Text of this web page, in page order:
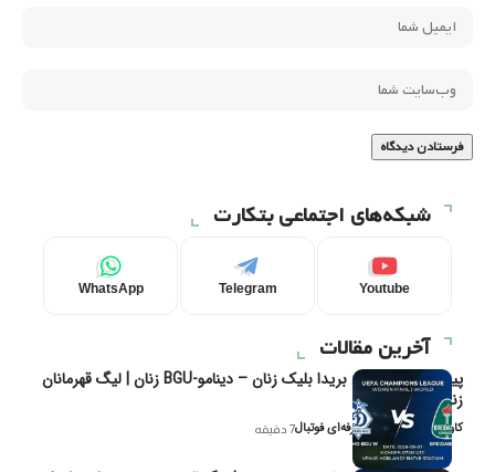
شبکه‌های اجتماعی بتکارت
Youtube
Telegram
WhatsApp
آخرین مقالات
پیش‌بینی و تحلیل بریدا بلیک زنان – دینامو-BGU زنان | لیگ قهرمانان
زنان یوفا
کاوه نیک‌فر، تحلیل‌گر حرفه‌ای فوتبال7 دقیقه